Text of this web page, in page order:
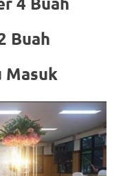
Buah
Masuk